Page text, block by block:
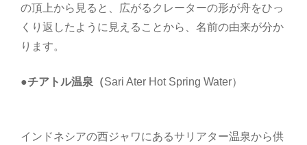
の頂上から見ると、広がるクレーターの形が舟をひっ
くり返したように見えることから、名前の由来が分か
ります。
●チアトル温泉（Sari Ater Hot Spring Water）
インドネシアの西ジャワにあるサリアター温泉から供